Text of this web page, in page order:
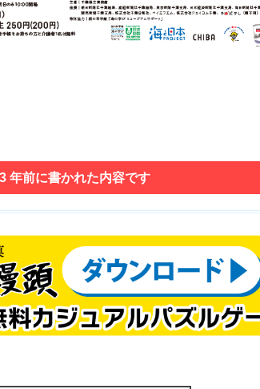
年前に書かれた内容です